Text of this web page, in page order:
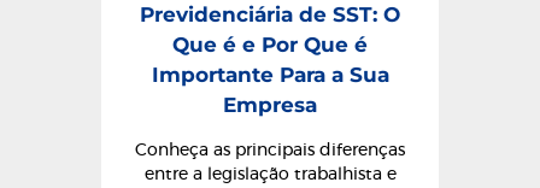
Previdenciária de SST: O
Que é e Por Que é
Importante Para a Sua
Empresa
Conheça as principais diferenças
entre a legislação trabalhista e